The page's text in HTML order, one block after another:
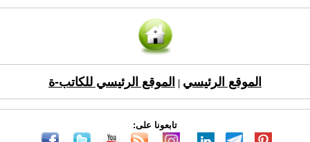
الموقع الرئيسي الموقع الرئيسي للكاتب-ة
تابعونا على: